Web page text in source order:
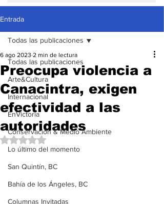
Entrada
Todas las publicaciones
Arte&Cultura
Internacional
EnVictoria
Conservación & Medio Ambiente
Lo último del momento
San Quintín, BC
Bahía de los Ángeles, BC
Columnas Invitadas
Todas las publicaciones
Preocupa violencia a
Canacintra, exigen
efectividad a las
autoridades
6 ago 2023 2 min de lectura
Obtuvo NaN de 5 estrellas.